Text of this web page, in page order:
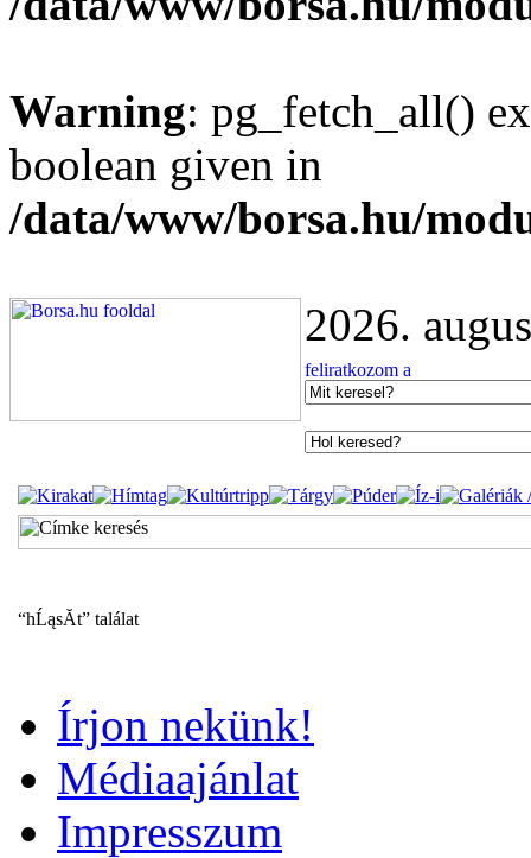
Warning: pg_fetch_all()
boolean given in
/data/www/borsa.hu/
2026.
“hĹąsĂ­t” találat
Írjon nekünk!
Médiaajánlat
Impresszum